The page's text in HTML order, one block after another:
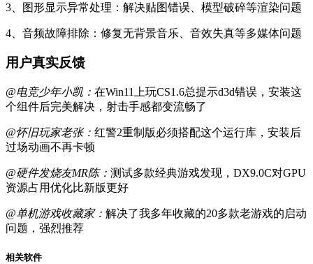
3、图形显示异常处理：解决贴图错误、模型破碎等渲染问题
4、音频故障排除：修复无背景音乐、音效失真等多媒体问题
用户真实反馈
@电竞少年小凯： 在Win11上玩CS1.6总提示d3d错误，安装这
个组件后完美解决，射击手感都变流畅了
@怀旧玩家老张： 红警2重制版必须搭配这个运行库，安装后
过场动画不再卡顿
@硬件发烧友MR陈： 测试多款经典游戏发现，DX9.0C对GPU
资源占用优化比新版更好
@单机游戏收藏家： 解决了我多年收藏的20多款老游戏的启动
问题，强烈推荐
相关软件